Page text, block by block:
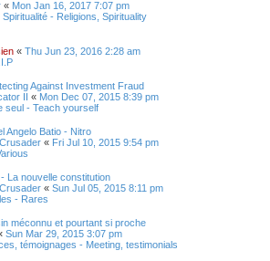
« Mon Jan 16, 2017 7:07 pm
Spiritualité - Religions, Spirituality
« Thu Jun 23, 2016 2:28 am
Against Investment Fraud
II « Mon Dec 07, 2015 8:39 pm
seul - Teach yourself
Angelo Batio - Nitro
« Fri Jul 10, 2015 9:54 pm
La nouvelle constitution
« Sun Jul 05, 2015 8:11 pm
- Rares
méconnu et pourtant si proche
Sun Mar 29, 2015 3:07 pm
témoignages - Meeting, testimonials